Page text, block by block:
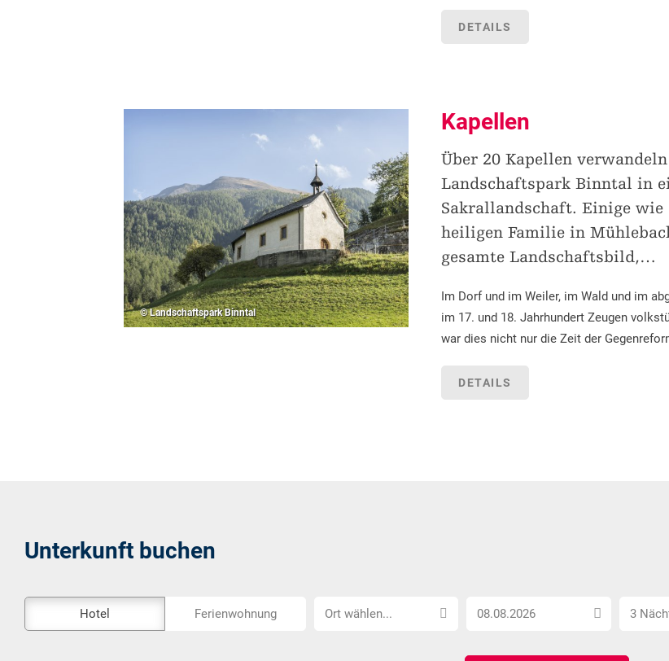
DETAILS
© Landschaftspark Binntal
Kapellen
Über 20 Kapellen
Landschaftspark Binntal in
Sakrallandschaft. Einige wie
heiligen Familie in
gesamte Landschaftsbild,…
Im Dorf und im Weiler, im Wald und im
im 17. und 18. Jahrhundert Zeugen
war dies nicht nur die Zeit der
DETAILS
Unterkunft buchen
Externe-
Hotel Ferienwohnung
OrtOrt wählen...
Anreise
Anzahl
3